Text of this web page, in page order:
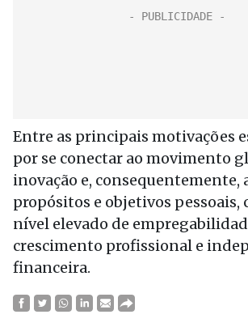
Entre as principais motivações
por se conectar ao movimento
inovação e, consequentemente,
propósitos e objetivos pessoais,
nível elevado de
crescimento profissional e
financeira.